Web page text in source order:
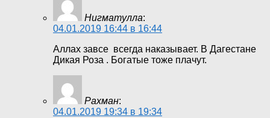
Нигматулла:
04.01.2019 16:44 в 16:44
Аллах завсе всегда наказывает. В Дагестане
Дикая Роза . Богатые тоже плачут.
Рахман:
04.01.2019 19:34 в 19:34